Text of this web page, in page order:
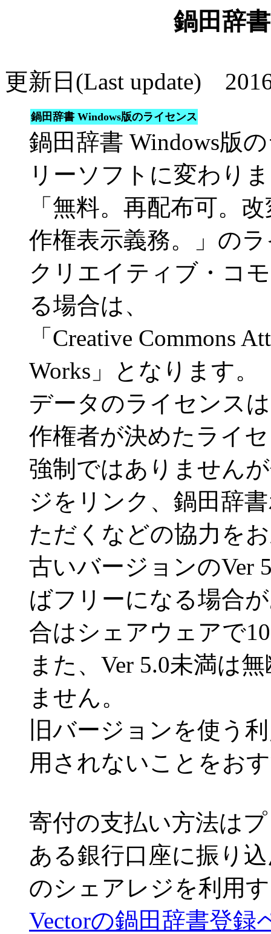
鍋田辞
更新日(Last update)
鍋田辞書 Windows版のライセンス
鍋田辞書 Windows版
リーソフトに変わり
「無料。再配布可。
作権表示義務。」の
クリエイティブ・コ
る場合は、
「Creative Commons
Works」となります。
データのライセンス
作権者が決めたライ
強制ではありません
ジをリンク、鍋田辞
ただくなどの協力を
古いバージョンのVer
ばフリーになる場合
合はシェアウェアで
また、Ver 5.0未満は
ません。
旧バージョンを使う
用されないことをお
寄付の支払い方法は
ある銀行口座に振り
のシェアレジを利用
Vectorの鍋田辞書登録